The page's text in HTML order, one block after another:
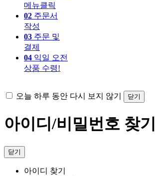
메뉴클릭
02 주문서
작성
03 주문 및
결제
04 익일 오전
상품 수령!
오늘 하루 동안 다시 보지 않기 닫기
아이디/비밀번호 찾기
닫기
아이디 찾기